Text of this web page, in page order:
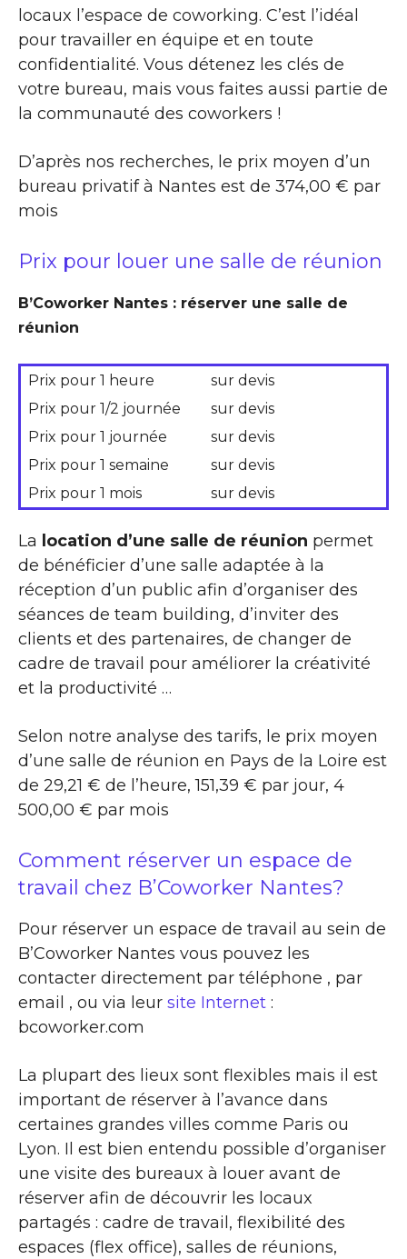
locaux l’espace de coworking. C’est l’idéal
pour travailler en équipe et en toute
confidentialité. Vous détenez les clés de
votre bureau, mais vous faites aussi partie de
la communauté des coworkers !
D’après nos recherches, le prix moyen d’un
bureau privatif à Nantes est de 374,00 € par
mois
Prix pour louer une salle de réunion
B’Coworker Nantes : réserver une salle de
réunion
Prix pour 1 heure
sur devis
Prix pour 1/2 journée
sur devis
Prix pour 1 journée
sur devis
Prix pour 1 semaine
sur devis
Prix pour 1 mois
sur devis
La location d’une salle de réunion permet
de bénéficier d’une salle adaptée à la
réception d’un public afin d’organiser des
séances de team building, d’inviter des
clients et des partenaires, de changer de
cadre de travail pour améliorer la créativité
et la productivité …
Selon notre analyse des tarifs, le prix moyen
d’une salle de réunion en Pays de la Loire est
de 29,21 € de l’heure, 151,39 € par jour, 4
500,00 € par mois
Comment réserver un espace de
travail chez B’Coworker Nantes?
Pour réserver un espace de travail au sein de
B’Coworker Nantes vous pouvez les
contacter directement par téléphone , par
email , ou via leur site Internet :
bcoworker.com
La plupart des lieux sont flexibles mais il est
important de réserver à l’avance dans
certaines grandes villes comme Paris ou
Lyon. Il est bien entendu possible d’organiser
une visite des bureaux à louer avant de
réserver afin de découvrir les locaux
partagés : cadre de travail, flexibilité des
espaces (flex office), salles de réunions,